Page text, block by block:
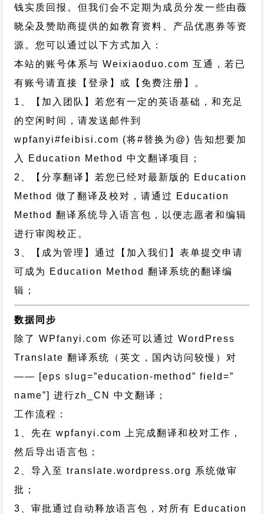
钱实质回报。但我们会不定期为成员分发一些由薇
晓朵及赞助商提供的如教育资料、产品优惠券等资
源。您可以通过以下方式加入：
本站的账号体系与Weixiaoduo.com 互通，若已
有账号请直接【登录】或【免费注册】。
1、【加入团队】若您有一定的英语基础，和充足
的空闲时间，请发送邮件到
wpfanyi#feibisi.com (将#替换为@) 告知想要加
入 Education Method 中文翻译项目；
2、【分享翻译】若您已经对最新版的 Education
Method 做了翻译及校对，请通过 Education
Method 翻译系统导入语言包，以便志愿者和编辑
进行审阅校正。
3、【成为管理】通过【加入我们】表单提交申请
可成为 Education Method 翻译系统的翻译编
辑；
数据同步
除了 WPfanyi.com 你还可以通过WordPress
Translate 翻译系统（英文，国内访问较慢）对
—— [eps slug=”education-method” field=”
name”]进行zh_CN
中文翻译；
工作流程：
1、先在 wpfanyi.com 上完成翻译和校对工作，
然后导出语言包；
2、导入至 translate.wordpress.org 系统做审
批；
3、审批通过自动释放语言包，对所有 Education